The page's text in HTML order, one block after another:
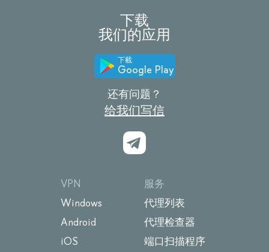
下载
我们的应用
下載
Google Play
还有问题？
给我们写信
VPN
Windows
Android
iOS
服务
代理列表
代理检查器
端口扫描程序